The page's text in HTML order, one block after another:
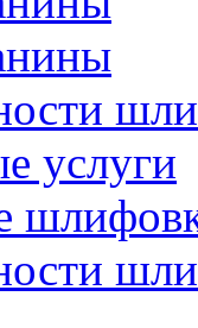
услуги